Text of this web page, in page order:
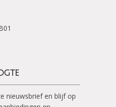
nieuwsbrief en blijf op